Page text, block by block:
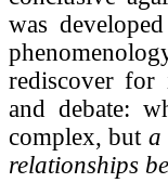
was
rediscover for
and debate:
complex, but a
relationships